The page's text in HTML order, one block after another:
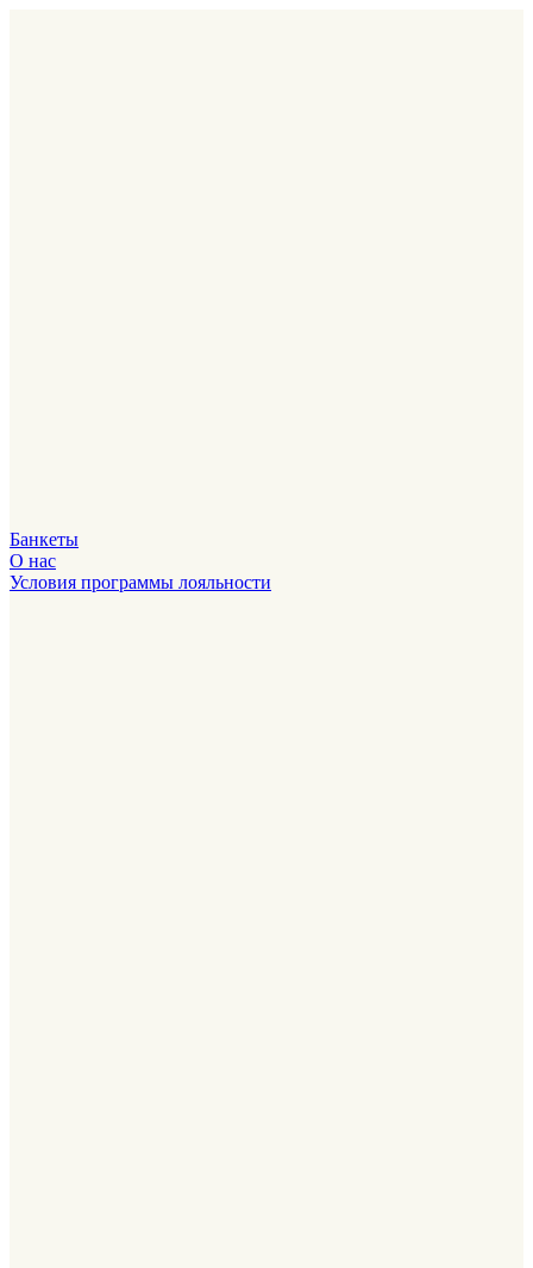
Банкеты
О нас
Условия программы лояльности